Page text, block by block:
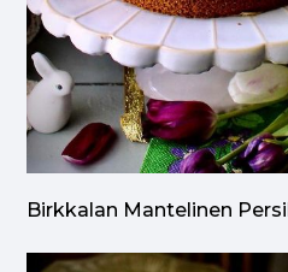
Birkkalan Mantelinen